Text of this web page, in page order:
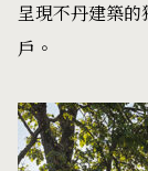
呈現不丹建築的
戶。